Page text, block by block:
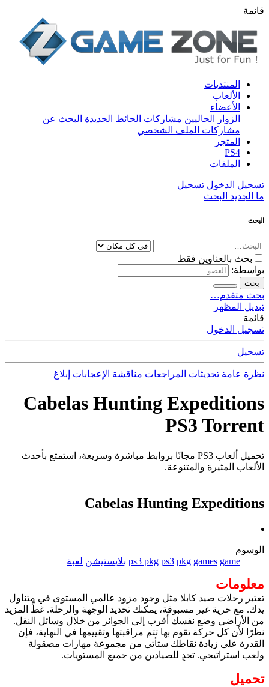
قائمة
المنتديات
الألعاب
الأعضاء
الزوار الحاليين مشاركات الحائط الجديدة البحث عن
مشاركات الملف الشخصي
المتجر
PS4
الملفات
تسجيل الدخول تسجيل
ما الجديد البحث
البحث
بحث بالعناوين فقط
بواسطة:
بحث
بحث متقدم…
تبديل المظهر
قائمة
تسجيل الدخول
تسجيل
نظرة عامة تحديثات المراجعات مناقشة الإعجابات إبلاغ
Cabelas Hunting Expeditions
PS3 Torrent
تحميل ألعاب PS3 مجانًا بروابط مباشرة وسريعة، استمتع بأحدث
الألعاب المثيرة والمتنوعة.
Cabelas Hunting Expeditions
الوسوم
game
games
pkg
ps3
ps3 pkg بلايستيشن لعبة
معلومات
تعتبر رحلات صيد كابلا مثل وجود مزود عالمي المستوى في متناول
يدك. مع حرية غير مسبوقة، يمكنك تحديد الوجهة والرحلة. غطِّ المزيد
من الأراضي وضع نفسك أقرب إلى الجوائز من خلال وسائل النقل.
نظرًا لأن كل حركة تقوم بها تتم مراقبتها وتقييمها في النهاية، فإن
القدرة على زيادة نقاطك ستأتي من مجموعة مهارات مصقولة
ولعب استراتيجي. تحدٍ للصيادين من جميع المستويات.
تحميل